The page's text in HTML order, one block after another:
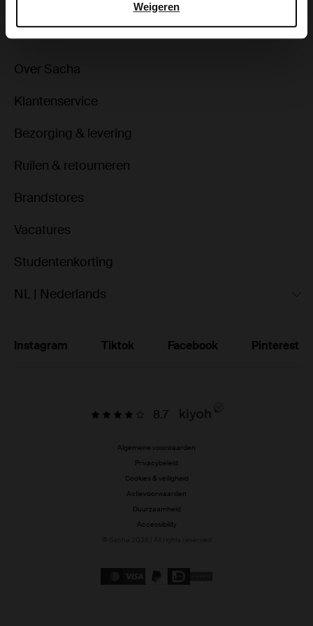
Weigeren
Over Sacha
Klantenservice
Bezorging & levering
Ruilen & retourneren
Brandstores
Vacatures
Studentenkorting
NL | Nederlands
Instagram Tiktok Facebook Pinterest
8.7
Algemene voorwaarden
Privacybeleid
Cookies & veiligheid
Actievoorwaarden
Duurzaamheid
Accessibility